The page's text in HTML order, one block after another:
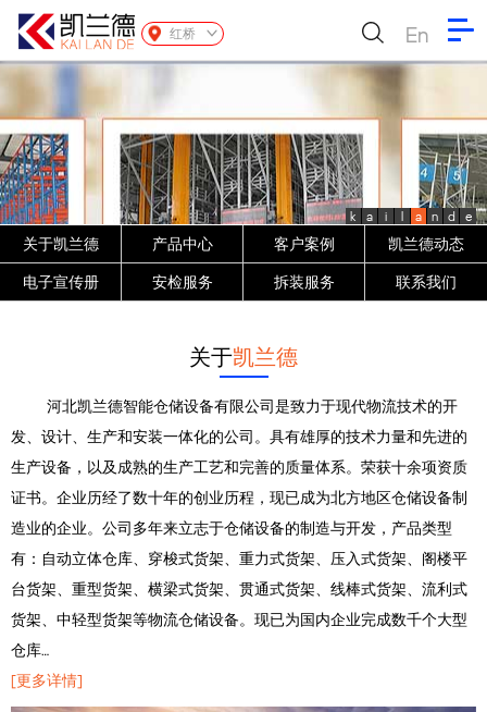
红桥 En
k a i l a n d e
关于凯兰德 产品中心 客户案例 凯兰德动态
电子宣传册 安检服务 拆装服务 联系我们
关于凯兰德
河北凯兰德智能仓储设备有限公司是致力于现代物流技术的开
发、设计、生产和安装一体化的公司。具有雄厚的技术力量和先进的
生产设备，以及成熟的生产工艺和完善的质量体系。荣获十余项资质
证书。企业历经了数十年的创业历程，现已成为北方地区仓储设备制
造业的企业。公司多年来立志于仓储设备的制造与开发，产品类型
有：自动立体仓库、穿梭式货架、重力式货架、压入式货架、阁楼平
台货架、重型货架、横梁式货架、贯通式货架、线棒式货架、流利式
货架、中轻型货架等物流仓储设备。现已为国内企业完成数千个大型
仓库…
[更多详情]